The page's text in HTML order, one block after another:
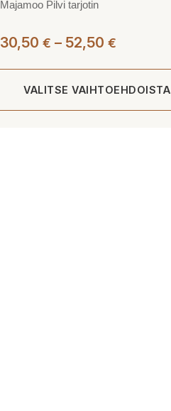
Majamoo Pilvi tarjotin
30,50 € – 52,50 €
52,50 €
VALITSE VAIHTOEHDOISTA